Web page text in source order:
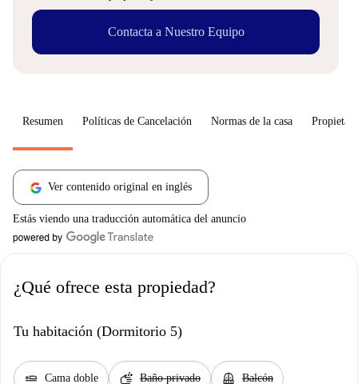
Contacta a Nuestro Equipo
Resumen Políticas de Cancelación Normas de la casa
Ver contenido original en inglés
Estás viendo una traducción automática del anuncio
¿Qué ofrece esta propiedad?
Tu habitación (Dormitorio 5)
airline_seat_flat Cama doble soap Baño privado balcony Balcón